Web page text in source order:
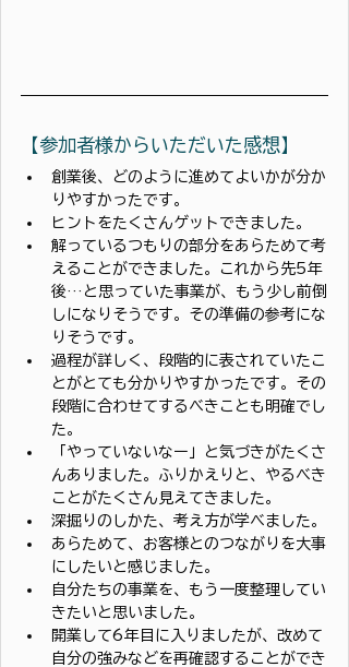
【参加者様からいただいた感想】
創業後、どのように進めてよいかが分か
りやすかったです。
ヒントをたくさんゲットできました。
解っているつもりの部分をあらためて考
えることができました。これから先5年
後…と思っていた事業が、もう少し前倒
しになりそうです。その準備の参考にな
りそうです。
過程が詳しく、段階的に表されていたこ
とがとても分かりやすかったです。その
段階に合わせてするべきことも明確でし
た。
「やっていないなー」と気づきがたくさ
んありました。ふりかえりと、やるべき
ことがたくさん見えてきました。
深掘りのしかた、考え方が学べました。
あらためて、お客様とのつながりを大事
にしたいと感じました。
自分たちの事業を、もう一度整理してい
きたいと思いました。
開業して6年目に入りましたが、改めて
自分の強みなどを再確認することができ